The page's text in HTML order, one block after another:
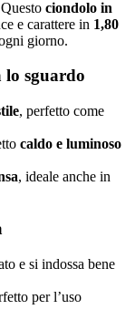
ciondolo in
e carattere in 1,80
giorno.
lo sguardo
, perfetto come
caldo e luminoso
, ideale anche in
e si indossa bene
per l’uso